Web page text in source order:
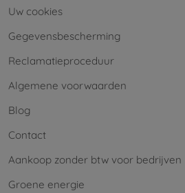
Uw cookies
Gegevensbescherming
Reclamatieproceduur
Algemene voorwaarden
Blog
Contact
Aankoop zonder btw voor bedrijven
Groene energie